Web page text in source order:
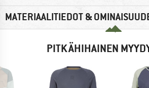
MATERIAALITIEDOT &
PITKÄHIHAINEN